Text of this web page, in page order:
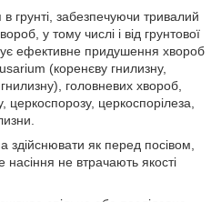
грунті, забезпечуючи тривалий
у тому числі і від грунтової
ефективне придушення хвороб
(коренєву гнилизну,
головневих хвороб,
церкоспорозу, церкоспорілеза,
як перед посівом,
насіння не втрачають якості